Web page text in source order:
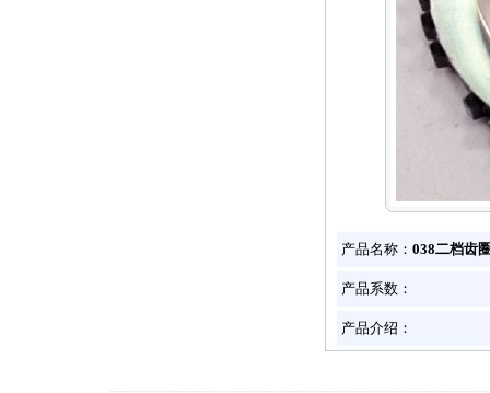
产品名称： 038二档齿
产品系数：
产品介绍：